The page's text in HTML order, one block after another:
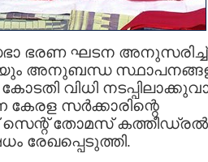
ഭരണ ഘടന അനുസരിച്ച്
അനുബന്ധ
വിധി
സര്‍ക്കാരിന്റെ
സെന്റ്‌ തോമസ്‌ കത്തീഡ്രല്‍
രേഖപ്പെടുത്തി.